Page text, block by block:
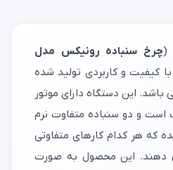
(چرخ سنباده رونیکس مدل
کیفیت و کاربردی تولید شده
باشد. این دستگاه دارای موتور
با توان 250 وات است و دو سنباده متفاوت نرم
که هر کدام کارهای متفاوتی
دهند. این محصول به صورت